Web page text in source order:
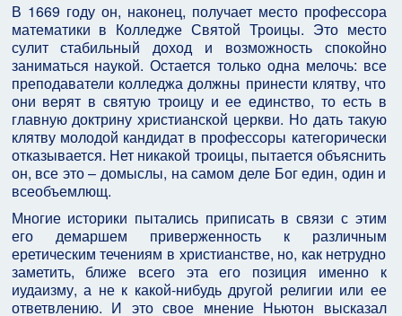
В 1669 году он, наконец, получает место профессора
математики в Колледже Святой Троицы. Это место
сулит стабильный доход и возможность спокойно
заниматься наукой. Остается только одна мелочь: все
преподаватели колледжа должны принести клятву, что
они верят в святую троицу и ее единство, то есть в
главную доктрину христианской церкви. Но дать такую
клятву молодой кандидат в профессоры категорически
отказывается. Нет никакой троицы, пытается объяснить
он, все это – домыслы, на самом деле Бог един, один и
всеобъемлющ.
Многие историки пытались приписать в связи с этим
его демаршем приверженность к различным
еретическим течениям в христианстве, но, как нетрудно
заметить, ближе всего эта его позиция именно к
иудаизму, а не к какой-нибудь другой религии или ее
ответвлению. И это свое мнение Ньютон высказал